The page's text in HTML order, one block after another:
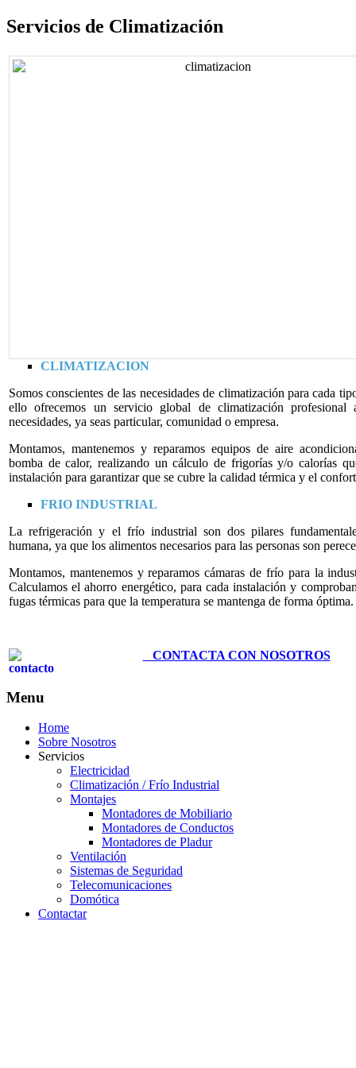
Servicios de Climatización
CLIMATIZACION
Somos conscientes de las necesidades de climatización para cada
ello ofrecemos un servicio global de climatización profesional
necesidades, ya seas particular, comunidad o empresa.
Montamos, mantenemos y reparamos equipos de aire
bomba de calor, realizando un cálculo de frigorías y/o calorías
instalación para garantizar que se cubre la calidad térmica y el
FRIO INDUSTRIAL
La refrigeración y el frío industrial son dos pilares
humana, ya que los alimentos necesarios para las personas son
Montamos, mantenemos y reparamos cámaras de frío para la
Calculamos el ahorro energético, para cada instalación y
fugas térmicas para que la temperatura se mantenga de forma óptima.
CONTACTA CON NOSOTROS
Menu
Home
Sobre Nosotros
Servicios
Electricidad
Climatización / Frío Industrial
Montajes
Montadores de Mobiliario
Montadores de Conductos
Montadores de Pladur
Ventilación
Sistemas de Seguridad
Telecomunicaciones
Domótica
Contactar